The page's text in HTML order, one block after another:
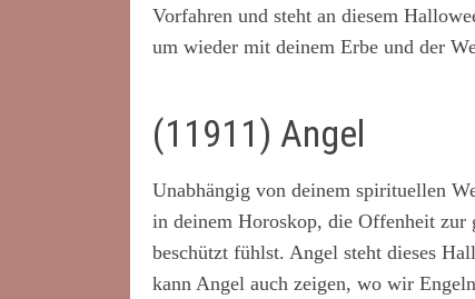
Vorfahren und steht an diesem
um wieder mit deinem Erbe und der
(11911) Angel
Unabhängig von deinem spirituellen
in deinem Horoskop, die Offenheit
beschützt fühlst. Angel steht dieses
kann Angel auch zeigen, wo wir